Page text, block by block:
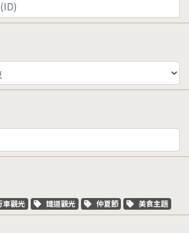
字標籤
車觀光 關鍵字標籤
鐵道觀光 關鍵字標籤
仲夏節 關鍵字標籤
美食主題